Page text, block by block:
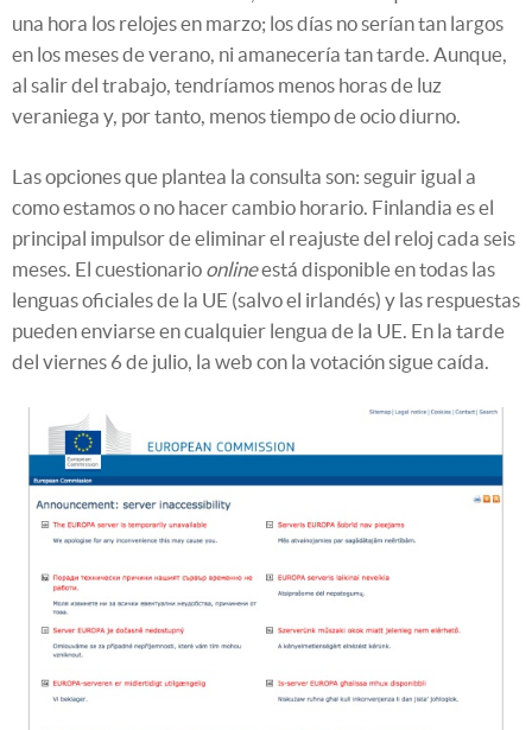
una hora los relojes en marzo; los días no serían tan largos
en los meses de verano, ni amanecería tan tarde. Aunque,
al salir del trabajo, tendríamos menos horas de luz
veraniega y, por tanto, menos tiempo de ocio diurno.
Las opciones que plantea la consulta son: seguir igual a
como estamos o no hacer cambio horario. Finlandia es el
principal impulsor de eliminar el reajuste del reloj cada seis
meses. El cuestionario onlineestá disponible en todas las
lenguas oficiales de la UE (salvo el irlandés) y las respuestas
pueden enviarse en cualquier lengua de la UE. En la tarde
del viernes 6 de julio, la web con la votación sigue caída.